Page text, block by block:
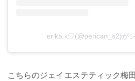
erika.k♡(@perican_s2)が
こちらのジェイエステティック梅